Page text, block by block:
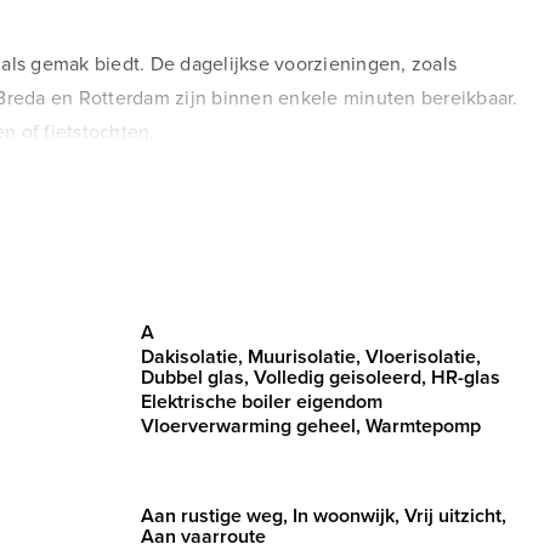
gemak biedt. De dagelijkse voorzieningen, zoals
en Rotterdam zijn binnen enkele minuten bereikbaar.
of fietstochten.
en bergingen.
voor ultiem woongenot, met een gezellige zithoek en
inbouwapparatuur zoals een Bora
tot het riante dakterras waar u kunt genieten van
dankzij de perfecte ligging op het zuiden.
A
Dakisolatie, Muurisolatie, Vloerisolatie,
Dubbel glas, Volledig geisoleerd, HR-glas
Elektrische boiler eigendom
Vloerverwarming geheel, Warmtepomp
Aan rustige weg, In woonwijk, Vrij uitzicht,
Aan vaarroute